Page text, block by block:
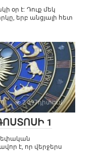
օր է: Դուք մեկ
երբ անցյալի հետ
0 2 097դիտում
1
է, որ վերջերս